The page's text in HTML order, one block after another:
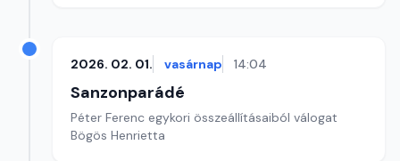
2026. 02. 01. vasárnap 14:04
Sanzonparádé
Péter Ferenc egykori összeállításaiból válogat
Bögös Henrietta